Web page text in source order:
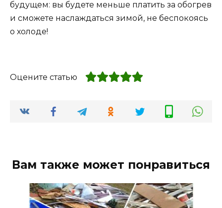
будущем: вы будете меньше платить за обогрев
и сможете наслаждаться зимой, не беспокоясь
о холоде!
Оцените статью
Вам также может понравиться